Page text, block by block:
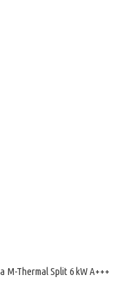
M-Thermal Split 6 kW A+++